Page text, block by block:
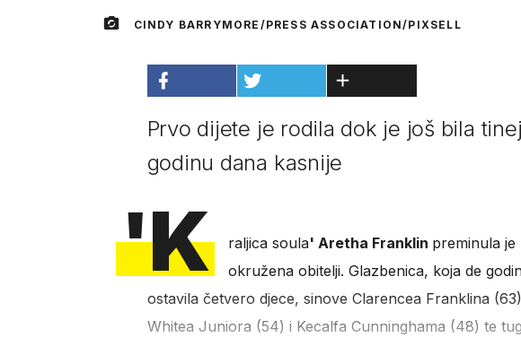
CINDY BARRYMORE/PRESS ASSOCIATION/PIXSELL
Prvo dijete je rodila dok je još bila
godinu dana kasnije
'K raljica soula' Aretha Franklin preminula
okružena obitelji. Glazbenica, koja de
ostavila četvero djece, sinove Clarencea Franklina
Whitea Juniora (54) i Kecalfa Cunninghama (48) te